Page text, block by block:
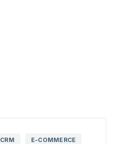
CRM E-COMMERCE